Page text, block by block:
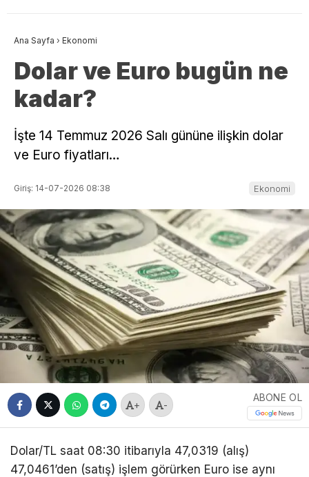
Ana Sayfa › Ekonomi
Dolar ve Euro bugün ne
kadar?
İşte 14 Temmuz 2026 Salı gününe ilişkin dolar
ve Euro fiyatları…
Giriş: 14-07-2026 08:38 Ekonomi
+ -
ABONE OL
Dolar/TL saat 08:30 itibarıyla 47,0319 (alış)
47,0461’den (satış) işlem görürken Euro ise aynı